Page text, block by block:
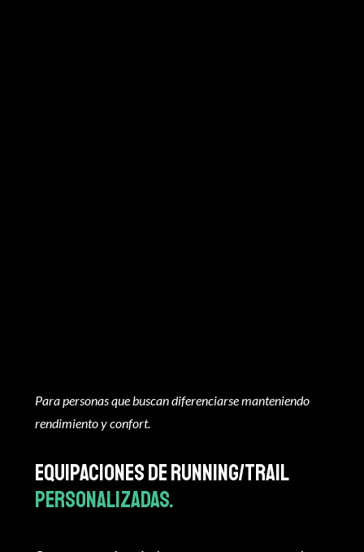
Para personas que buscan diferenciarse manteniendo
rendimiento y confort.
Equipaciones de Running/Trail
personalizadas.